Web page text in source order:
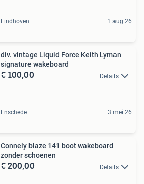
Eindhoven 1 aug 26
div. vintage Liquid Force Keith Lyman
signature wakeboard
€ 100,00 Details
Enschede 3 mei 26
Connely blaze 141 boot wakeboard
zonder schoenen
€ 200,00 Details